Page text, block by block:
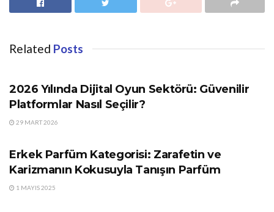
Related Posts
2026 Yılında Dijital Oyun Sektörü: Güvenilir
Platformlar Nasıl Seçilir?
29 MART 2026
Erkek Parfüm Kategorisi: Zarafetin ve
Karizmanın Kokusuyla Tanışın Parfüm
1 MAYIS 2025